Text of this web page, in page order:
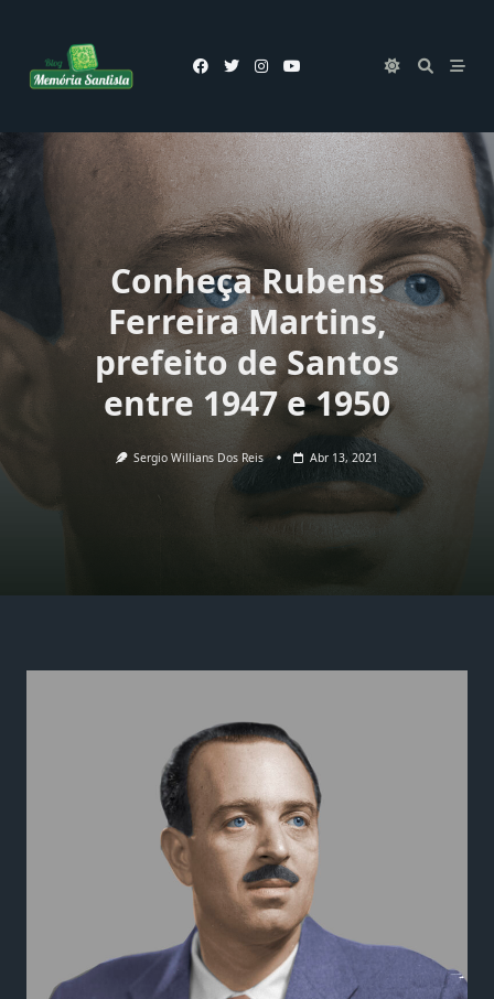
content
Conheça Rubens
Ferreira Martins,
prefeito de Santos
entre 1947 e 1950
Sergio Willians Dos Reis Abr 13, 2021